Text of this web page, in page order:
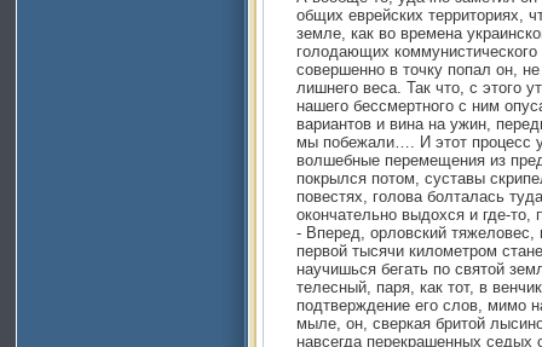
общих еврейских территориях,
земле, как во времена
голодающих
совершенно в точку попал он,
лишнего веса. Так что, с этого
нашего бессмертного с ним
вариантов и вина на ужин,
мы побежали…. И этот процесс
волшебные перемещения из
покрылся потом, суставы
повестях, голова болталась
окончательно выдохся и где-
- Вперед, орловский
первой тысячи километром
научишься бегать по святой
телесный, паря, как тот, в
подтверждение его слов, мимо
мыле, он, сверкая бритой
навсегда перекрашенных седых